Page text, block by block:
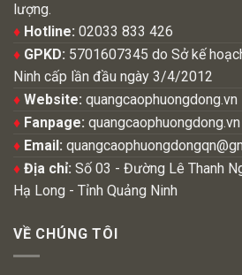
lượng.
♦ Hotline: 02033 833 426
♦ GPKD: 5701607345 do Sở kế
Ninh cấp lần đầu ngày 3/4/2012
♦ Website: quangcaophuongdong.vn
♦ Fanpage: quangcaophuongdong.vn
♦ Email:
♦ Địa chỉ: Số 03 - Đường Lê Thanh
Hạ Long - Tỉnh Quảng Ninh
VỀ CHÚNG TÔI